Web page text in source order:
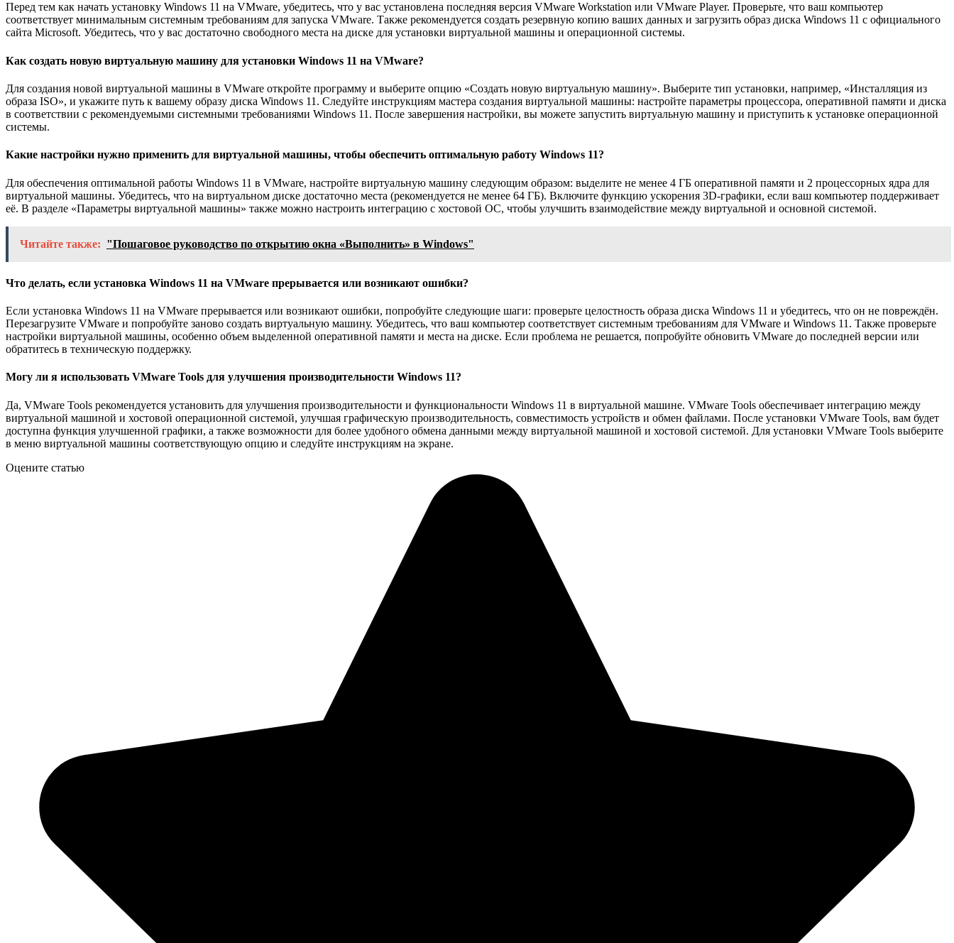
Перед тем как начать установку Windows 11 на VMware, убедитесь, что у вас установлена последняя версия VMware Workstation или VMware Player. Проверьте, что ваш компьютер
соответствует минимальным системным требованиям для запуска VMware. Также рекомендуется создать резервную копию ваших данных и загрузить образ диска Windows 11 с официального
сайта Microsoft. Убедитесь, что у вас достаточно свободного места на диске для установки виртуальной машины и операционной системы.
Как создать новую виртуальную машину для установки Windows 11 на VMware?
Для создания новой виртуальной машины в VMware откройте программу и выберите опцию «Создать новую виртуальную машину». Выберите тип установки, например, «Инсталляция из
образа ISO», и укажите путь к вашему образу диска Windows 11. Следуйте инструкциям мастера создания виртуальной машины: настройте параметры процессора, оперативной памяти и диска
в соответствии с рекомендуемыми системными требованиями Windows 11. После завершения настройки, вы можете запустить виртуальную машину и приступить к установке операционной
системы.
Какие настройки нужно применить для виртуальной машины, чтобы обеспечить оптимальную работу Windows 11?
Для обеспечения оптимальной работы Windows 11 в VMware, настройте виртуальную машину следующим образом: выделите не менее 4 ГБ оперативной памяти и 2 процессорных ядра для
виртуальной машины. Убедитесь, что на виртуальном диске достаточно места (рекомендуется не менее 64 ГБ). Включите функцию ускорения 3D-графики, если ваш компьютер поддерживает
её. В разделе «Параметры виртуальной машины» также можно настроить интеграцию с хостовой ОС, чтобы улучшить взаимодействие между виртуальной и основной системой.
Читайте также: "Пошаговое руководство по открытию окна «Выполнить» в Windows"
Что делать, если установка Windows 11 на VMware прерывается или возникают ошибки?
Если установка Windows 11 на VMware прерывается или возникают ошибки, попробуйте следующие шаги: проверьте целостность образа диска Windows 11 и убедитесь, что он не повреждён.
Перезагрузите VMware и попробуйте заново создать виртуальную машину. Убедитесь, что ваш компьютер соответствует системным требованиям для VMware и Windows 11. Также проверьте
настройки виртуальной машины, особенно объем выделенной оперативной памяти и места на диске. Если проблема не решается, попробуйте обновить VMware до последней версии или
обратитесь в техническую поддержку.
Могу ли я использовать VMware Tools для улучшения производительности Windows 11?
Да, VMware Tools рекомендуется установить для улучшения производительности и функциональности Windows 11 в виртуальной машине. VMware Tools обеспечивает интеграцию между
виртуальной машиной и хостовой операционной системой, улучшая графическую производительность, совместимость устройств и обмен файлами. После установки VMware Tools, вам будет
доступна функция улучшенной графики, а также возможности для более удобного обмена данными между виртуальной машиной и хостовой системой. Для установки VMware Tools выберите
в меню виртуальной машины соответствующую опцию и следуйте инструкциям на экране.
Оцените статью